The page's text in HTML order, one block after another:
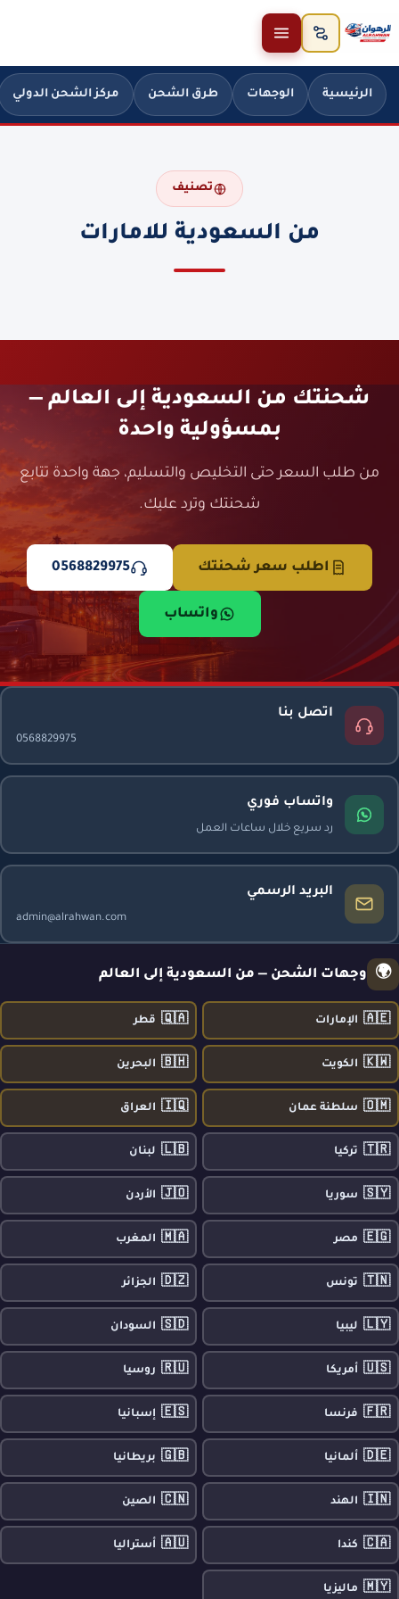
تخطَّ إلى المحتوى
الرئيسية الوجهات طرق الشحن مركز الشحن الدولي
تصنيف
من السعودية للامارات
شحنتك من السعودية إلى العالم —
بمسؤولية واحدة
من طلب السعر حتى التخليص والتسليم، جهة واحدة تتابع
شحنتك وترد عليك.
اطلب سعر شحنتك 0568829975
واتساب
اتصل بنا
0568829975
واتساب فوري
رد سريع خلال ساعات العمل
البريد الرسمي
admin@alrahwan.com
🌍 وجهات الشحن — من السعودية إلى العالم
🇦🇪 الإمارات 🇶🇦 قطر
🇰🇼 الكويت 🇧🇭 البحرين
🇴🇲 سلطنة عمان 🇮🇶 العراق
🇹🇷 تركيا 🇱🇧 لبنان
🇸🇾 سوريا 🇯🇴 الأردن
🇪🇬 مصر 🇲🇦 المغرب
🇹🇳 تونس 🇩🇿 الجزائر
🇱🇾 ليبيا 🇸🇩 السودان
🇺🇸 أمريكا 🇷🇺 روسيا
🇫🇷 فرنسا 🇪🇸 إسبانيا
🇩🇪 ألمانيا 🇬🇧 بريطانيا
🇮🇳 الهند 🇨🇳 الصين
🇨🇦 كندا 🇦🇺 أستراليا
🇲🇾 ماليزيا